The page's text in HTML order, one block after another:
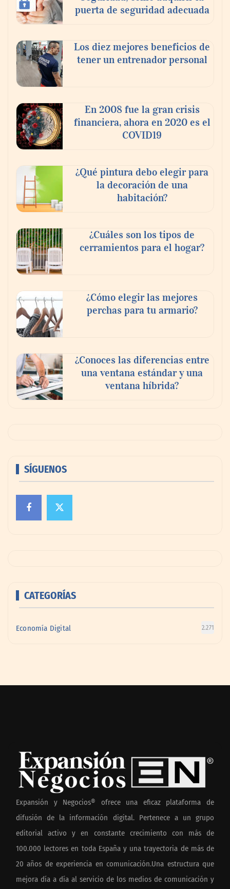
puerta de seguridad adecuada
Los diez mejores beneficios de
tener un entrenador personal
En 2008 fue la gran crisis
financiera, ahora en 2020 es el
COVID19
¿Qué pintura debo elegir para
la decoración de una
habitación?
¿Cuáles son los tipos de
cerramientos para el hogar?
¿Cómo elegir las mejores
perchas para tu armario?
¿Conoces las diferencias entre
una ventana estándar y una
ventana híbrida?
SÍGUENOS
CATEGORÍAS
Economía Digital 2.271
Expansión y Negocios® ofrece una eficaz plataforma de
difusión de la información digital. Pertenece a un grupo
editorial activo y en constante crecimiento con más de
100.000 lectores en toda España y una trayectoria de más de
20 años de experiencia en comunicación.Una estructura que
mejora día a día al servicio de los medios de comunicación y